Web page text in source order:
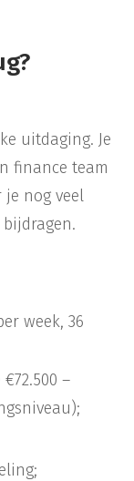
uitdaging. Je
finance team
je nog veel
week, 36
–